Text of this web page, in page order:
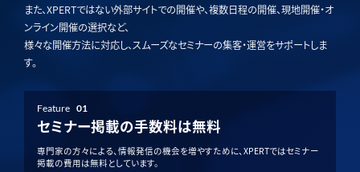
また、XPERTではない外部サイトでの開催や、複数日程の開催、現地開催・オ
ンライン開催の選択など、
様々な開催方法に対応し、スムーズなセミナーの集客・運営をサポートしま
す。
Feature 01
セミナー掲載の手数料は無料
専門家の方々による、情報発信の機会を増やすために、XPERTではセミナー
掲載の費用は無料としています。